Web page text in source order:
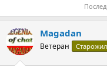
Magadan
Ветеран Старожил